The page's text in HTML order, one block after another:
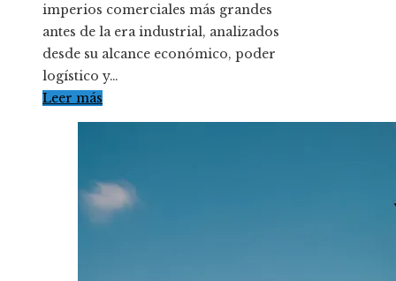
imperios comerciales más grandes
antes de la era industrial, analizados
desde su alcance económico, poder
logístico y…
Leer más